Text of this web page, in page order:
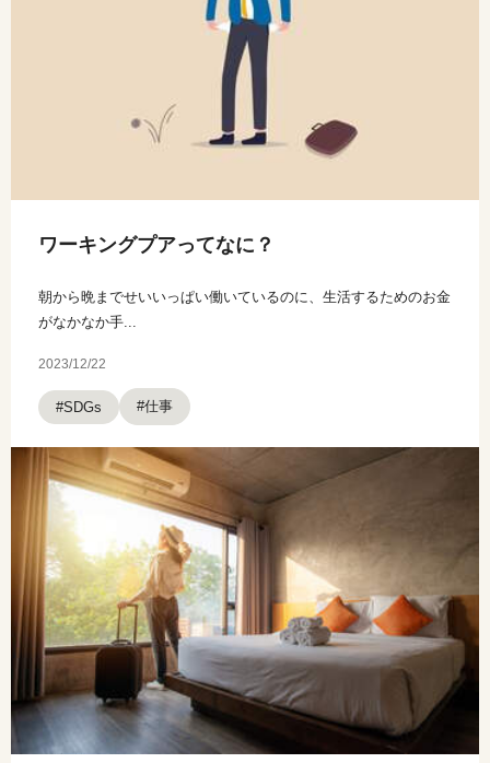
ワーキングプアってなに？
朝から晩までせいいっぱい働いているのに、生活するためのお金
がなかなか手...
2023/12/22
#SDGs #仕事